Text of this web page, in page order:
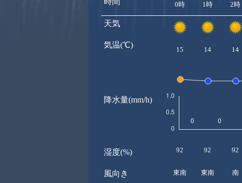
天気
気温(℃)
降水量(mm/h)
湿度(%)
風向き
0時 1時 2時
15 14 14
92 92 92
東南 東南 南